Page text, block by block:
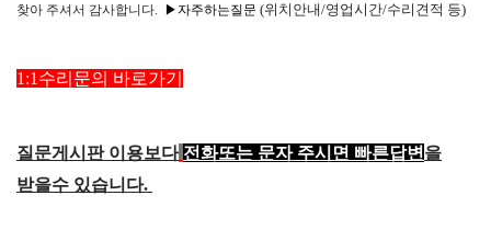
찾아 주셔서 감사합니다. ▶자주하는질문 (위치안내/영업시간/수리견적 등)
1:1수리문의 바로가기
질문게시판 이용보다 전화또는 문자 주시면 빠른답변 을
받을수 있습니다.